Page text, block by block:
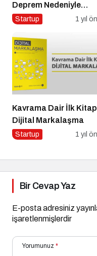
Deprem Nedeniyle
Ertelendi
Startup 1 yıl
Kavrama Dair İlk
Dijital Markalaşma
Startup 1 yıl
Bir Cevap Yaz
E-posta adresiniz
işaretlenmişlerdir
Yorumunuz *